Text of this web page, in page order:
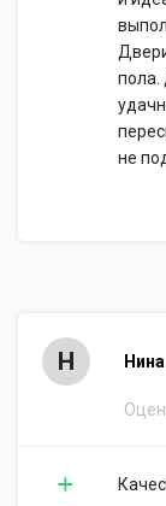
пола.
не
Н Нина